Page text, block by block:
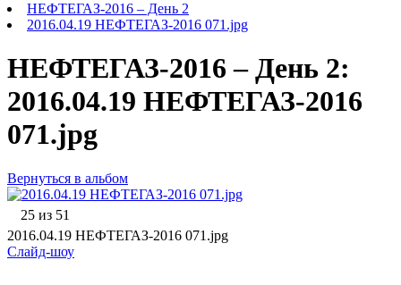
НЕФТЕГАЗ-2016 – День 2
2016.04.19 НЕФТЕГАЗ-2016 071.jpg
НЕФТЕГАЗ-2016 – День 2:
2016.04.19 НЕФТЕГАЗ-2016
071.jpg
Вернуться в альбом
25 из 51
2016.04.19 НЕФТЕГАЗ-2016 071.jpg
Слайд-шоу